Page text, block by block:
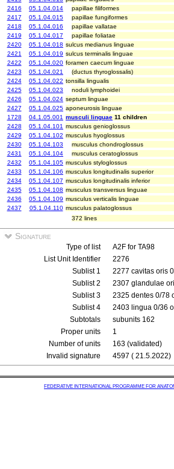
2416
05.1.04.014
papillae filiformes
2417
05.1.04.015
papillae fungiformes
2418
05.1.04.016
papillae vallatae
2419
05.1.04.017
papillae foliatae
2420
05.1.04.018 sulcus medianus linguae
2421
05.1.04.019 sulcus terminalis linguae
2422
05.1.04.020 foramen caecum linguae
2423
05.1.04.021
(ductus thyroglossalis)
2424
05.1.04.022 tonsilla lingualis
2425
05.1.04.023
noduli lymphoidei
2426
05.1.04.024 septum linguae
2427
05.1.04.025 aponeurosis linguae
1728
04.1.05.001 musculi linguae 11 children
2428
05.1.04.101 musculus genioglossus
2429
05.1.04.102 musculus hyoglossus
2430
05.1.04.103
musculus chondroglossus
2431
05.1.04.104
musculus ceratoglossus
2432
05.1.04.105 musculus styloglossus
2433
05.1.04.106 musculus longitudinalis superior
2434
05.1.04.107 musculus longitudinalis inferior
2435
05.1.04.108 musculus transversus linguae
2436
05.1.04.109 musculus verticalis linguae
2437
05.1.04.110 musculus palatoglossus
372 lines
Signature
Type of list
A2F for TA98
List Unit Identifier
2276
Sublist 1
2277 cavitas oris
Sublist 2
2307 glandulae
Sublist 3
2325 dentes 0/78
Sublist 4
2403 lingua 0/36
Subtotals
subunits 162
Proper units
1
Number of units
163 (validated)
Invalid signature
4597 ( 21.5.2022)
FEDERATIVE INTERNATIONAL PROGRAMME FOR